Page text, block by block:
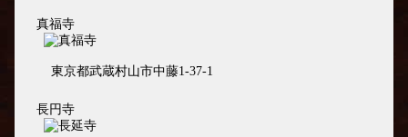
真福寺
東京都武蔵村山市中藤1-37-1
長円寺